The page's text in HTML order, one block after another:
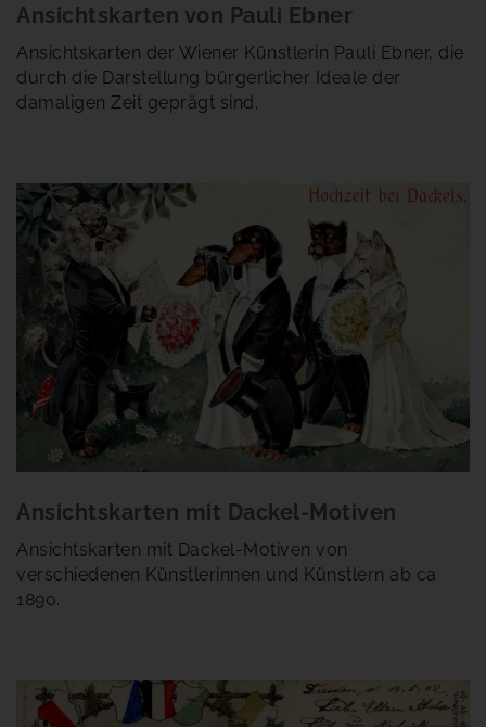
Ansichtskarten von Pauli Ebner
Ansichtskarten der Wiener Künstlerin Pauli Ebner, die
durch die Darstellung bürgerlicher Ideale der
damaligen Zeit geprägt sind.
Ansichtskarten mit Dackel-Motiven
Ansichtskarten mit Dackel-Motiven von
verschiedenen Künstlerinnen und Künstlern ab ca
1890.